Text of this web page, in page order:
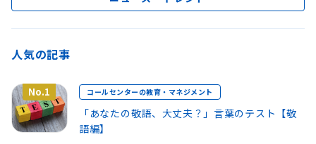
人気の記事
No.1 コールセンターの教育・マネジメント
「あなたの敬語、大丈夫？」言葉のテスト【敬
語編】